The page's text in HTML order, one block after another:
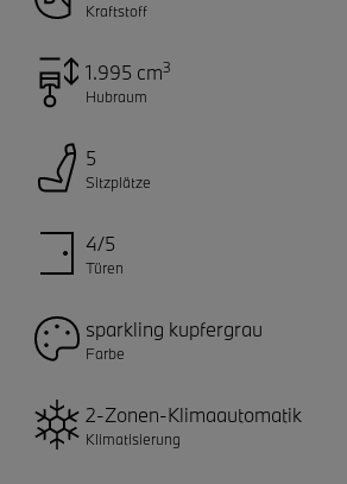
Kraftstoff
1.995 cm3
Hubraum
5
Sitzplätze
4/5
Türen
sparkling kupfergrau
Farbe
2-Zonen-Klimaautomatik
Klimatisierung